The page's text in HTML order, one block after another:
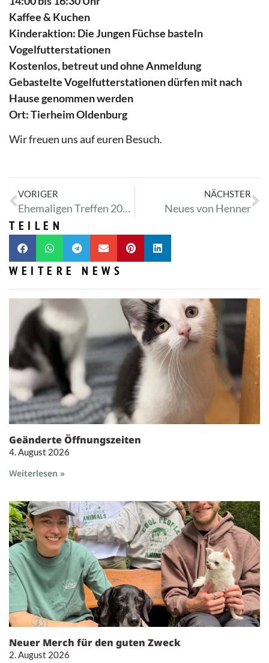
Kaffee & Kuchen
Kinderaktion: Die Jungen Füchse basteln
Vogelfutterstationen
Kostenlos, betreut und ohne Anmeldung
Gebastelte Vogelfutterstationen dürfen mit nach
Hause genommen werden
Ort: Tierheim Oldenburg
Wir freuen uns auf euren Besuch.
VORIGER
Ehemaligen Treffen 2026
NÄCHSTER
Neues von Henner
TEILEN
WEITERE NEWS
Geänderte Öffnungszeiten
4. August 2026
Weiterlesen »
Neuer Merch für den guten Zweck
2. August 2026